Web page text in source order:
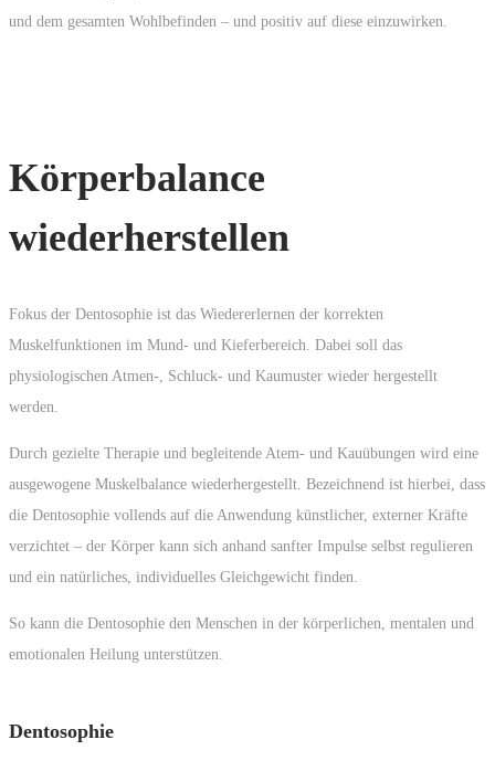
und dem gesamten Wohlbefinden – und positiv auf diese einzuwirken.
Körperbalance
wiederherstellen
Fokus der Dentosophie ist das Wiedererlernen der korrekten
Muskelfunktionen im Mund- und Kieferbereich. Dabei soll das
physiologischen Atmen-, Schluck- und Kaumuster wieder hergestellt
werden.
Durch gezielte Therapie und begleitende Atem- und Kauübungen wird eine
ausgewogene Muskelbalance wiederhergestellt. Bezeichnend ist hierbei, dass
die Dentosophie vollends auf die Anwendung künstlicher, externer Kräfte
verzichtet – der Körper kann sich anhand sanfter Impulse selbst regulieren
und ein natürliches, individuelles Gleichgewicht finden.
So kann die Dentosophie den Menschen in der körperlichen, mentalen und
emotionalen Heilung unterstützen.
Dentosophie